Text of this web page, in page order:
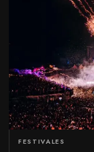
FESTIVALES